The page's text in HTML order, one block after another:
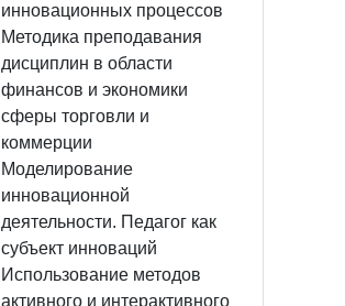
инновационных процессов
Методика преподавания
дисциплин в области
финансов и экономики
сферы торговли и
коммерции
Моделирование
инновационной
деятельности. Педагог как
субъект инноваций
Использование методов
активного и интерактивного